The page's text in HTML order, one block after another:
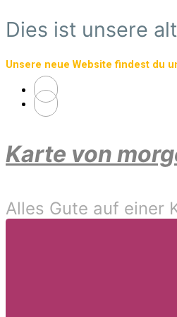
Zum
Hauptinhalt
Dies ist unsere
Unsere neue Website findest du
Karte von
Alles Gute auf einer